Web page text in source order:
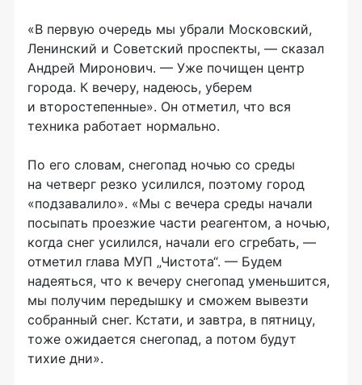
«В первую очередь мы убрали Московский,
Ленинский и Советский проспекты, — сказал
Андрей Миронович. — Уже почищен центр
города. К вечеру, надеюсь, уберем
и второстепенные». Он отметил, что вся
техника работает нормально.
По его словам, снегопад ночью со среды
на четверг резко усилился, поэтому город
«подзавалило». «Мы с вечера среды начали
посыпать проезжие части реагентом, а ночью,
когда снег усилился, начали его сгребать, —
отметил глава МУП „Чистота“. — Будем
надеяться, что к вечеру снегопад уменьшится,
мы получим передышку и сможем вывезти
собранный снег. Кстати, и завтра, в пятницу,
тоже ожидается снегопад, а потом будут
тихие дни».